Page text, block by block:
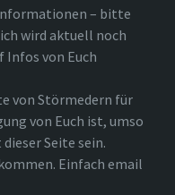
– bitte
wird aktuell noch
Infos von Euch
von Störmedern für
von Euch ist, umso
Seite sein.
Einfach email